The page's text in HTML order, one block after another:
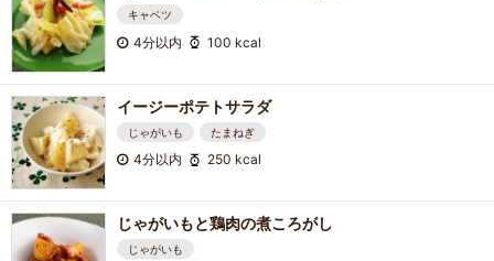
キャベツ
4分以内 100 kcal
イージーポテトサラダ
じゃがいも たまねぎ
4分以内 250 kcal
じゃがいもと鶏肉の煮ころがし
じゃがいも